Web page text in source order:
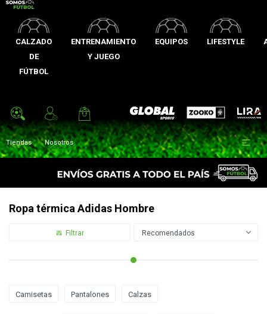
CALZADO
DE
FÚTBOL
ENTRENAMIENTO
Y JUEGO
EQUIPOS LIFESTYLE
Global Sports Zooko Lira
Tiendas Nosotros 
Ropa térmica Adidas Hombre
Recomendados
Camisetas Pantalones Calzas